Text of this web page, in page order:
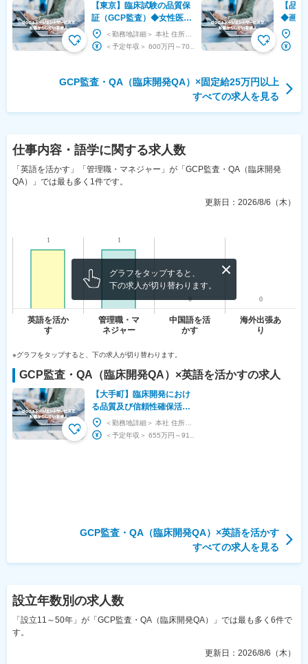
【東京】臨床試験の品質保
証（GCP監査）◆女性医療
のパイオニア／バイオシミ
ラー展開
【品
◆画像
に寄
◆フレ
GCP監査・QA（臨床開発QA） ×固定給25万円以上
すべての求人を見る
仕事内容・語学に関する求人数
「英語を活かす」「管理職・マネジャー」が「GCP監査・QA（臨床開発
QA）」では最も多く1件です。
更新日： 2026/8/6（木）
グラフをタップすると、
下の求人が切り替わります。
※グラフをタップすると、下の求人が切り替わります。
GCP監査・QA（臨床開発QA） ×英語を活かすの求人
【大手町】臨床開発におけ
る品質及び信頼性確保活動
◆東証プライム上場・キリ
ングループ／福利厚生充実
GCP監査・QA（臨床開発QA） ×英語を活かす
すべての求人を見る
設立年数別の求人数
「設立11～50年」が「GCP監査・QA（臨床開発QA）」では最も多く6件で
す。
更新日： 2026/8/6（木）